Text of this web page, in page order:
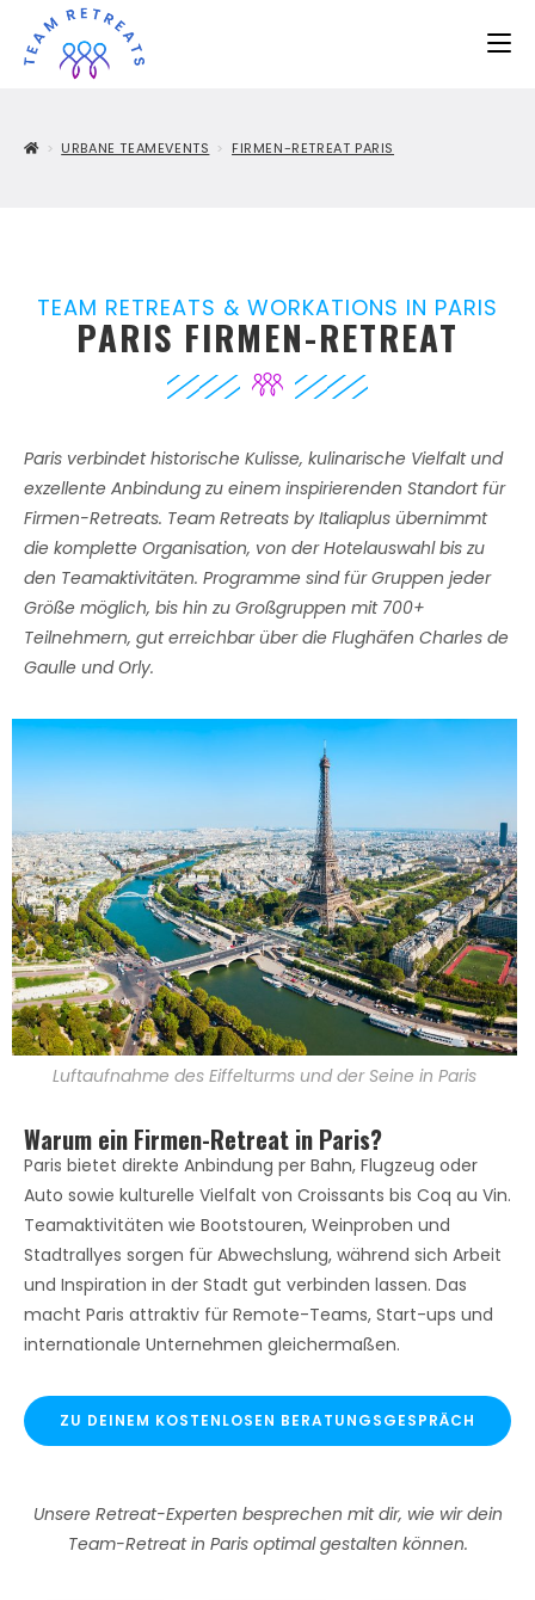
> URBANE TEAMEVENTS > FIRMEN-RETREAT PARIS
TEAM RETREATS & WORKATIONS IN PARIS
PARIS FIRMEN-RETREAT
Paris verbindet historische Kulisse, kulinarische Vielfalt und
exzellente Anbindung zu einem inspirierenden Standort für
Firmen-Retreats. Team Retreats by Italiaplus übernimmt
die komplette Organisation, von der Hotelauswahl bis zu
den Teamaktivitäten. Programme sind für Gruppen jeder
Größe möglich, bis hin zu Großgruppen mit 700+
Teilnehmern, gut erreichbar über die Flughäfen Charles de
Gaulle und Orly.
Luftaufnahme des Eiffelturms und der Seine in Paris
Warum ein Firmen-Retreat in Paris?
Paris bietet direkte Anbindung per Bahn, Flugzeug oder
Auto sowie kulturelle Vielfalt von Croissants bis Coq au Vin.
Teamaktivitäten wie Bootstouren, Weinproben und
Stadtrallyes sorgen für Abwechslung, während sich Arbeit
und Inspiration in der Stadt gut verbinden lassen. Das
macht Paris attraktiv für Remote-Teams, Start-ups und
internationale Unternehmen gleichermaßen.
ZU DEINEM KOSTENLOSEN BERATUNGSGESPRÄCH
Unsere Retreat-Experten besprechen mit dir, wie wir dein
Team-Retreat in Paris optimal gestalten können.